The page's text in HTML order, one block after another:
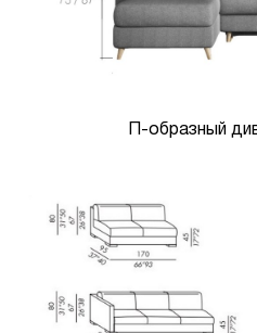
П-образный